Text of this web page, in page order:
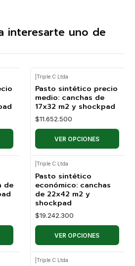
interesarte uno de
Triple C Ltda
Pasto sintético precio
medio: canchas de
17x32 m2 y shockpad
$11.652.500
VER OPCIONES
de
Triple C Ltda
Pasto sintético
económico: canchas
de 22x42 m2 y
shockpad
$19.242.300
VER OPCIONES
Triple C Ltda